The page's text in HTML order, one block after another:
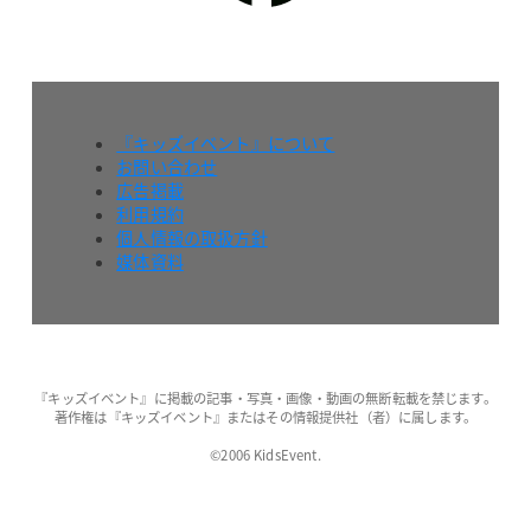
『キッズイベント』について
お問い合わせ
広告掲載
利用規約
個人情報の取扱方針
媒体資料
『キッズイベント』に掲載の記事・写真・画像・動画の無断転載を禁じます。
著作権は『キッズイベント』またはその情報提供社（者）に属します。
©2006 KidsEvent.